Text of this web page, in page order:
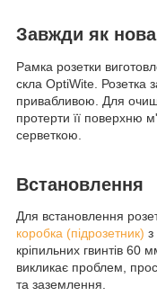
Завжди як нова
Рамка розетки
скла OptiWite. Розетка
привабливою. Для
протерти її поверхню
серветкою.
Встановлення
Для встановлення
коробка (підрозетник) з
кріпильних гвинтів 60
викликає проблем,
та заземлення.